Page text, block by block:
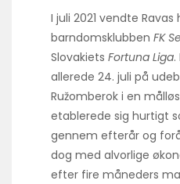
I juli 2021 vendte Ravas
barndomsklubben FK
Slovakiets Fortuna Liga
allerede 24. juli på
Ružomberok i en
etablerede sig hurtigt
gennem efterår og
dog med alvorlige
efter fire måneders